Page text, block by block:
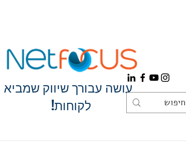
עושה עבורך שיווק שמביא
לקוחות!